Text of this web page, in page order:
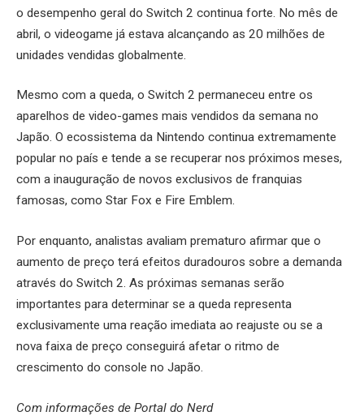
o desempenho geral do Switch 2 continua forte. No mês de
abril, o videogame já estava alcançando as 20 milhões de
unidades vendidas globalmente.
Mesmo com a queda, o Switch 2 permaneceu entre os
aparelhos de video-games mais vendidos da semana no
Japão. O ecossistema da Nintendo continua extremamente
popular no país e tende a se recuperar nos próximos meses,
com a inauguração de novos exclusivos de franquias
famosas, como Star Fox e Fire Emblem.
Por enquanto, analistas avaliam prematuro afirmar que o
aumento de preço terá efeitos duradouros sobre a demanda
através do Switch 2. As próximas semanas serão
importantes para determinar se a queda representa
exclusivamente uma reação imediata ao reajuste ou se a
nova faixa de preço conseguirá afetar o ritmo de
crescimento do console no Japão.
Com informações de Portal do Nerd